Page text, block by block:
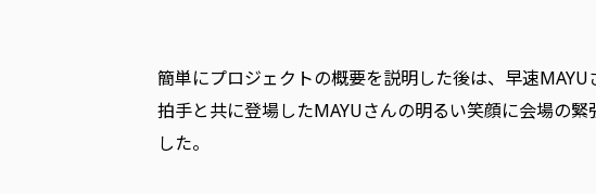
簡単にプロジェクトの概要を説明した後は、早速MAYU
拍手と共に登場したMAYUさんの明るい笑顔に会場の
した。